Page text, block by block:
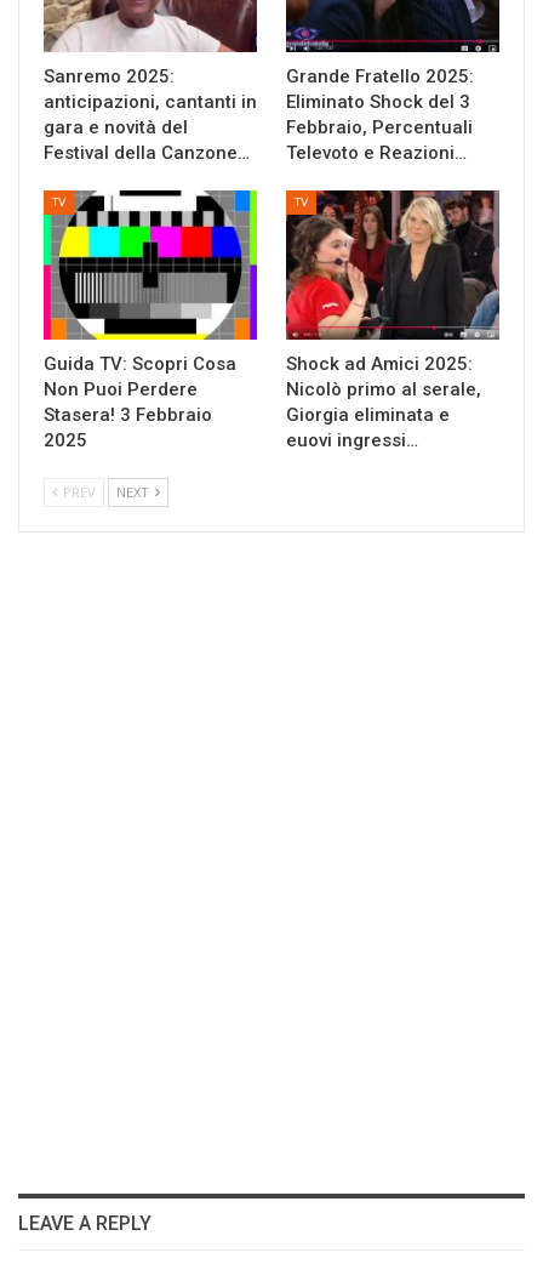
Sanremo 2025:
anticipazioni, cantanti in
gara e novità del
Festival della Canzone…
Grande Fratello 2025:
Eliminato Shock del 3
Febbraio, Percentuali
Televoto e Reazioni…
TV
Guida TV: Scopri Cosa
Non Puoi Perdere
Stasera! 3 Febbraio
2025
TV
Shock ad Amici 2025:
Nicolò primo al serale,
Giorgia eliminata e
euovi ingressi…
PREV NEXT
LEAVE A REPLY